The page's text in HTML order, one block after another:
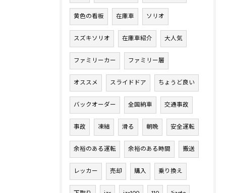
黄色の看板 在庫車 ソリオ
スズキソリオ 在庫車紹介 大人気
ファミリーカー ファミリー層
オススメ スライドドア ちょうど良い
バックオーダー 全国納車 交通事故
事故 凍結 滑る 朝晩 安全運転
余裕のある運転 余裕のある時間 搬送
レッカー 売却 購入 乗り換え